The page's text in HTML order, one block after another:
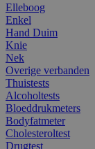
Elleboog
Enkel
Hand Duim
Knie
Nek
Overige verbanden
Thuistests
Alcoholtests
Bloeddrukmeters
Bodyfatmeter
Cholesteroltest
Drugtest